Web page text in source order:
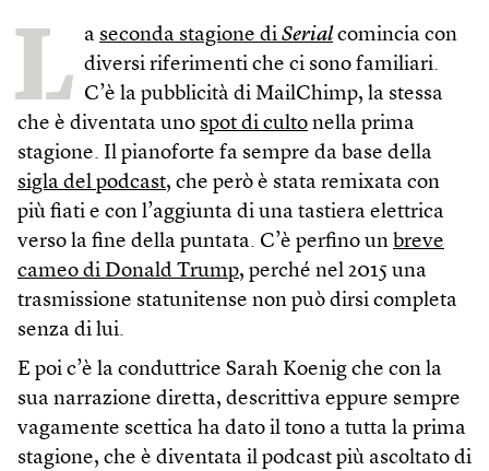
L a seconda stagione di Serial comincia con
diversi riferimenti che ci sono familiari.
C’è la pubblicità di MailChimp, la stessa
che è diventata uno spot di culto nella prima
stagione. Il pianoforte fa sempre da base della
sigla del podcast, che però è stata remixata con
più fiati e con l’aggiunta di una tastiera elettrica
verso la fine della puntata. C’è perfino un breve
cameo di Donald Trump, perché nel 2015 una
trasmissione statunitense non può dirsi completa
senza di lui.
E poi c’è la conduttrice Sarah Koenig che con la
sua narrazione diretta, descrittiva eppure sempre
vagamente scettica ha dato il tono a tutta la prima
stagione, che è diventata il podcast più ascoltato di